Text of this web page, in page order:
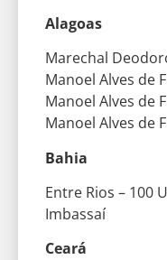
Alagoas
Marechal
Manoel Alves de
Manoel Alves de
Manoel Alves de
Bahia
Entre Rios – 100
Imbassaí
Ceará